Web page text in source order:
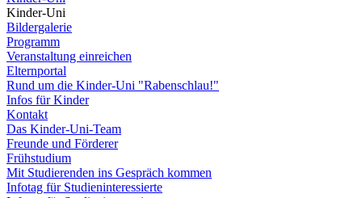
Kinder-Uni
Bildergalerie
Programm
Veranstaltung einreichen
Elternportal
Rund um die Kinder-Uni "Rabenschlau!"
Infos für Kinder
Kontakt
Das Kinder-Uni-Team
Freunde und Förderer
Frühstudium
Mit Studierenden ins Gespräch kommen
Infotag für Studieninteressierte